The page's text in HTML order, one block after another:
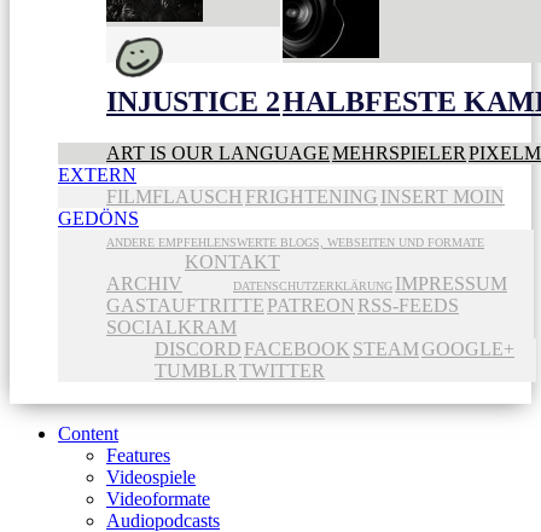
INJUSTICE 2HALBFESTE
ART IS OUR LANGUAGEMEHRSPIELER
EXTERN
FILMFLAUSCH FRIGHTENING INSERT MOIN
GEDÖNS
ANDERE EMPFEHLENSWERTE BLOGS, WEBSEITEN UND FORMATE
ARCHIV
KONTAKT
DATENSCHUTZERKLÄRUNG IMPRESSUM
GASTAUFTRITTE PATREON RSS-FEEDS
SOCIALKRAM
DISCORD FACEBOOK STEAMGOOGLE+
TUMBLR TWITTER
Content
Features
Videospiele
Videoformate
Audiopodcasts